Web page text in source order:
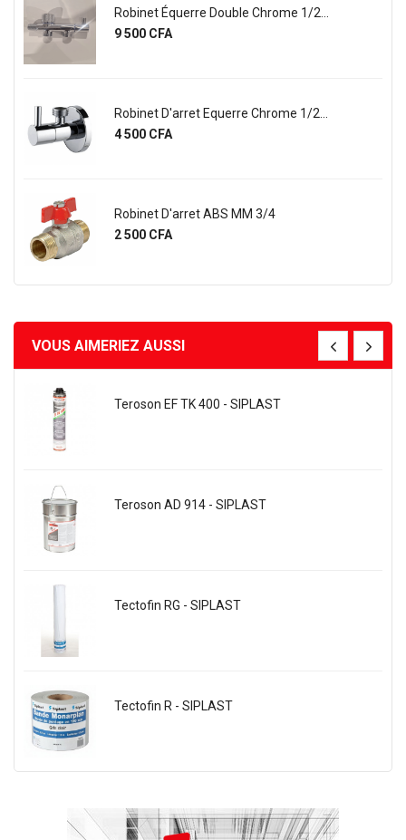
Robinet Équerre Double Chrome 1/2...
Prix
9 500 CFA
Robinet D'arret Equerre Chrome 1/2...
Prix
4 500 CFA
Robinet D'arret ABS MM 3/4
Prix
2 500 CFA
VOUS AIMERIEZ AUSSI
Teroson EF TK 400 - SIPLAST
Teroson AD 914 - SIPLAST
Tectofin RG - SIPLAST
Tectofin R - SIPLAST